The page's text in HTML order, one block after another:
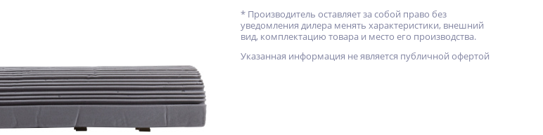
* Производитель оставляет за собой право без
уведомления дилера менять характеристики, внешний
вид, комплектацию товара и место его производства.
Указанная информация не является публичной офертой